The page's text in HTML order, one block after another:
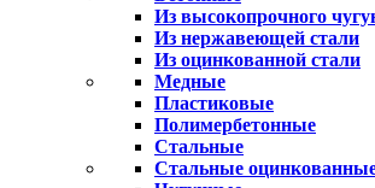
Из высокопрочного
Из нержавеющей стали
Из оцинкованной стали
Медные
Пластиковые
Полимербетонные
Стальные
Стальные